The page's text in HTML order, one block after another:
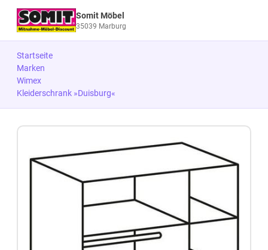
Somit Möbel
35039 Marburg
Startseite
Marken
Wimex
Kleiderschrank »Duisburg«